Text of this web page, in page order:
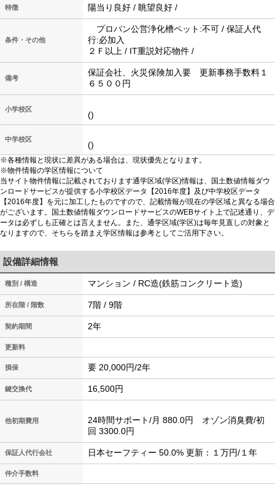
特徴 陽当り良好 / 眺望良好 /
条件・その他
プロパン公営浄化槽ペット:不可 / 保証人代
行:必加入
２Ｆ以上 / IT重説対応物件 /
備考
保証会社、火災保険加入要 更新事務手数料１
６５００円
小学校区
()
中学校区
()
※各種情報と現状に差異がある場合は、現状優先となります。
※物件情報の学区情報について
当サイト物件情報に記載されております通学区域(学区)情報は、国土数値情報ダウ
ンロードサービスが提供する小学校区データ【2016年度】及び中学校区データ
【2016年度】を元に加工したものですので、記載情報が現在の学区域と異なる場合
がございます。国土数値情報ダウンロードサービスのWEBサイト上で記述通り、デ
ータは必ずしも正確とは言えません。また、通学区域(学区)は毎年見直しの対象と
なりますので、そちらを踏まえ学区情報は参考としてご活用下さい。
設備詳細情報
種別 / 構造 マンション / RC造(鉄筋コンクリート造)
所在階 / 階数 7階 / 9階
契約期間 2年
更新料
損保 要 20,000円/2年
鍵交換代 16,500円
他初期費用
24時間サポート/月 880.0円 オゾン消臭費/初
回 3300.0円
保証人代行会社 日本セーフティー 50.0% 更新：１万円/１年
仲介手数料